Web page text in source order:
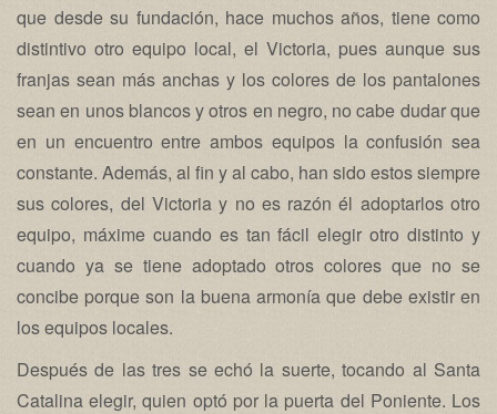
que desde su fundación, hace muchos años, tiene como
distintivo otro equipo local, el Victoria, pues aunque sus
franjas sean más anchas y los colores de los pantalones
sean en unos blancos y otros en negro, no cabe dudar que
en un encuentro entre ambos equipos la confusión sea
constante. Además, al fin y al cabo, han sido estos siempre
sus colores, del Victoria y no es razón él adoptarlos otro
equipo, máxime cuando es tan fácil elegir otro distinto y
cuando ya se tiene adoptado otros colores que no se
concibe porque son la buena armonía que debe existir en
los equipos locales.
Después de las tres se echó la suerte, tocando al Santa
Catalina elegir, quien optó por la puerta del Poniente. Los